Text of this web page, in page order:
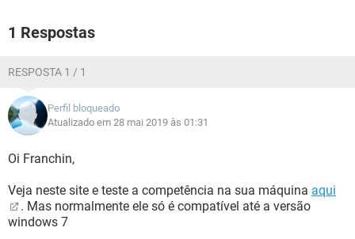
1 Respostas
RESPOSTA 1 / 1
Perfil bloqueado
Atualizado em 28 mai 2019 às 01:31
Oi Franchin,
Veja neste site e teste a competência na sua máquina aqui
. Mas normalmente ele só é compatível até a versão
windows 7